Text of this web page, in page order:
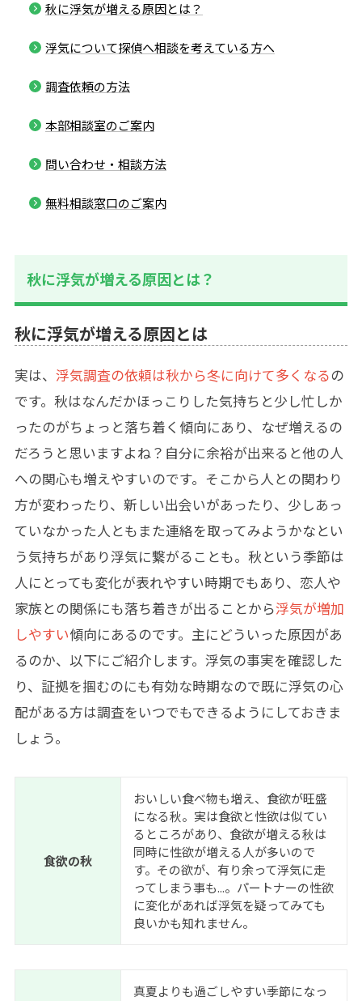
秋に浮気が増える原因とは？
浮気について探偵へ相談を考えている方へ
調査依頼の方法
本部相談室のご案内
問い合わせ・相談方法
無料相談窓口のご案内
秋に浮気が増える原因とは？
秋に浮気が増える原因とは
実は、 浮気調査の依頼は秋から冬に向けて多くなるの
です。秋はなんだかほっこりした気持ちと少し忙しか
ったのがちょっと落ち着く傾向にあり、なぜ増えるの
だろうと思いますよね？自分に余裕が出来ると他の人
への関心も増えやすいのです。そこから人との関わり
方が変わったり、新しい出会いがあったり、少しあっ
ていなかった人ともまた連絡を取ってみようかなとい
う気持ちがあり浮気に繋がることも。秋という季節は
人にとっても変化が表れやすい時期でもあり、恋人や
家族との関係にも落ち着きが出ることから浮気が増加
しやすい傾向にあるのです。主にどういった原因があ
るのか、以下にご紹介します。浮気の事実を確認した
り、証拠を掴むのにも有効な時期なので既に浮気の心
配がある方は調査をいつでもできるようにしておきま
しょう。
食欲の秋
おいしい食べ物も増え、食欲が旺盛
になる秋。実は食欲と性欲は似てい
るところがあり、食欲が増える秋は
同時に性欲が増える人が多いので
す。その欲が、有り余って浮気に走
ってしまう事も...。パートナーの性欲
に変化があれば浮気を疑ってみても
良いかも知れません。
真夏よりも過ごしやすい季節になっ